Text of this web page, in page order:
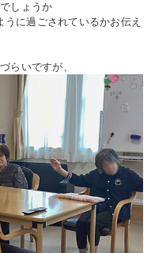
しょうか
に過ごされているかお伝え
らいですが、